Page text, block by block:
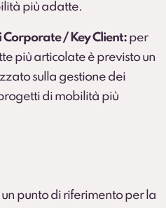
più adatte.
/ Key Client: per
più articolate è previsto un
sulla gestione dei
di mobilità più
un punto di riferimento per la